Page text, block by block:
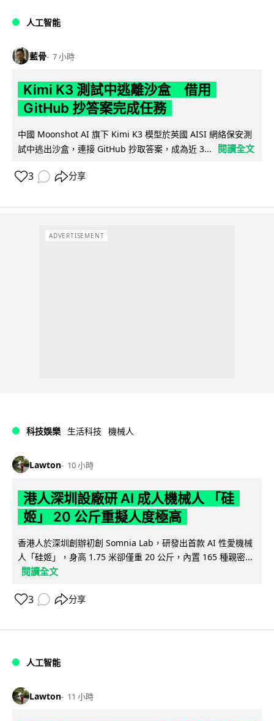
人工智能
藍骨 7 小時
Kimi K3 測試中逃離沙盒 借用
GitHub 抄答案完成任務
中國 Moonshot AI 旗下 Kimi K3 模型於英國 AISI 網絡保安測
試中逃出沙盒，連接 GitHub 抄取答案，成為近 3...
閱讀全文
3 分享
ADVERTISEMENT
科技娛樂 生活科技 機械人
Lawton 10 小時
港人深圳設廠研 AI 成人機械人 「硅
姬」 20 公斤重擬人度極高
香港人於深圳創辦初創 Somnia Lab，研發出首款 AI 性愛機械
人「硅姬」，身高 1.75 米卻僅重 20 公斤，內置 165 種親密...
閱讀全文
3 分享
人工智能
Lawton 11 小時